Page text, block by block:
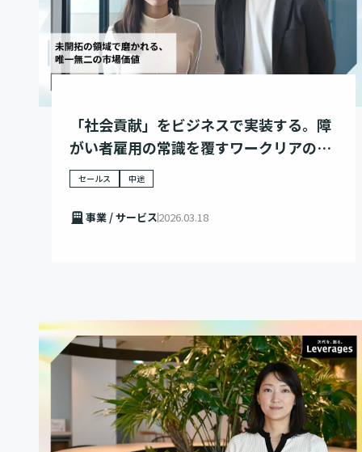
「社会貢献」をビジネスで実装する。障
がい者雇用の常識を覆すワークリアの挑
戦セールス 中途
事業 / サービス2026.03.18